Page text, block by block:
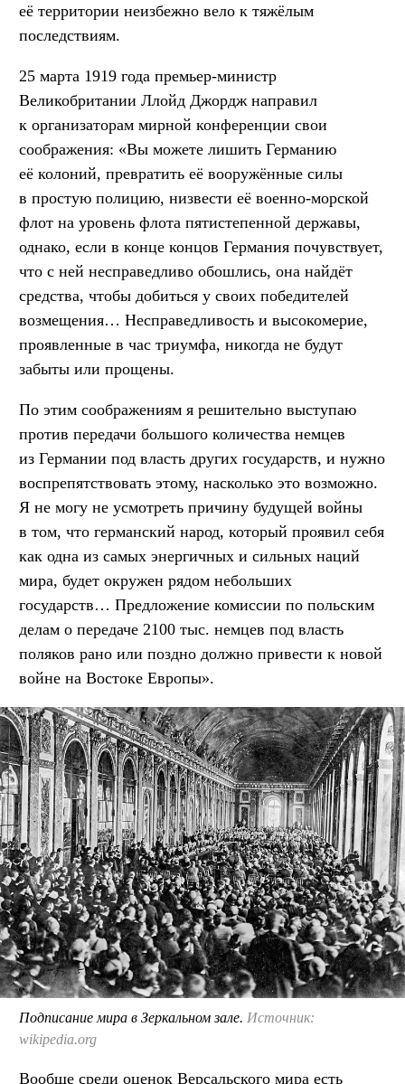
её территории неизбежно вело к тяжёлым
последствиям.
25 марта 1919 года премьер-министр
Великобритании Ллойд Джордж направил
к организаторам мирной конференции свои
соображения: «Вы можете лишить Германию
её колоний, превратить её вооружённые силы
в простую полицию, низвести её военно-морской
флот на уровень флота пятистепенной державы,
однако, если в конце концов Германия почувствует,
что с ней несправедливо обошлись, она найдёт
средства, чтобы добиться у своих победителей
возмещения… Несправедливость и высокомерие,
проявленные в час триумфа, никогда не будут
забыты или прощены.
По этим соображениям я решительно выступаю
против передачи большого количества немцев
из Германии под власть других государств, и нужно
воспрепятствовать этому, насколько это возможно.
Я не могу не усмотреть причину будущей войны
в том, что германский народ, который проявил себя
как одна из самых энергичных и сильных наций
мира, будет окружен рядом небольших
государств… Предложение комиссии по польским
делам о передаче 2100 тыс. немцев под власть
поляков рано или поздно должно привести к новой
войне на Востоке Европы».
Подписание мира в Зеркальном зале. Источник:
wikipedia.org
Вообще среди оценок Версальского мира есть